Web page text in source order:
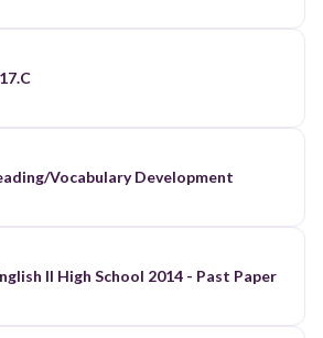
Vocabulary Development
II High School 2014 - Past Paper